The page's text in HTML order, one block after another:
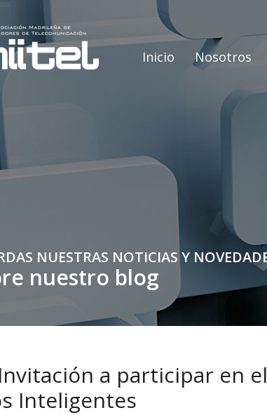
Inicio Nosotros
NUESTRAS NOTICIAS Y
nuestro blog
Invitación a participar en
Inteligentes